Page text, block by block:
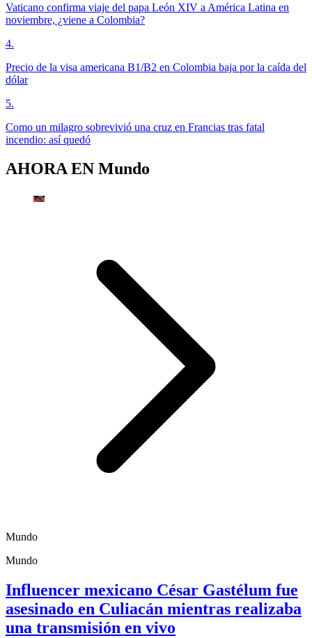
Vaticano confirma viaje del papa León XIV a América Latina en
noviembre, ¿viene a Colombia?
4.
Precio de la visa americana B1/B2 en Colombia baja por la caída del
dólar
5.
Como un milagro sobrevivió una cruz en Francias tras fatal
incendio: así quedó
AHORA EN Mundo
Mundo
Mundo
Influencer mexicano César Gastélum fue
asesinado en Culiacán mientras realizaba
una transmisión en vivo